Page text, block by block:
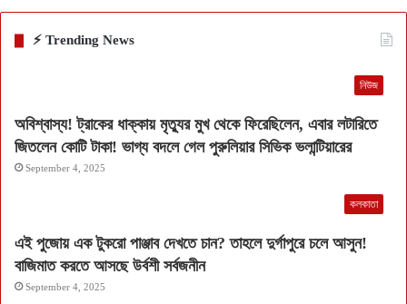
⚡ Trending News
নিউজ
অবিশ্বাস্য! ট্রাকের ধাক্কায় মৃত্যুর মুখ থেকে ফিরেছিলেন, এবার লটারিতে
জিতলেন কোটি টাকা! ভাগ্য বদলে গেল পুরুলিয়ার সিভিক ভলান্টিয়ারের
September 4, 2025
কলকাতা
এই পুজোয় এক টুকরো পাঞ্জাব দেখতে চান? তাহলে দুর্গাপুরে চলে আসুন!
বাজিমাত করতে আসছে উর্বশী সর্বজনীন
September 4, 2025